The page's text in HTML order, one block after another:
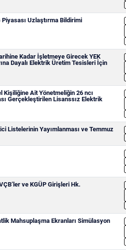
Piyasası Uzlaştırma Bildirimi
Kadar İşletmeye Girecek YEK
Dayalı Elektrik Üretim Tesisleri İçin
Kişiliğine Ait Yönetmeliğin 26 ncı
Gerçekleştirilen Lisanssız Elektrik
Listelerinin Yayımlanması ve Temmuz
ve KGÜP Girişleri Hk.
Mahsuplaşma Ekranları Simülasyon